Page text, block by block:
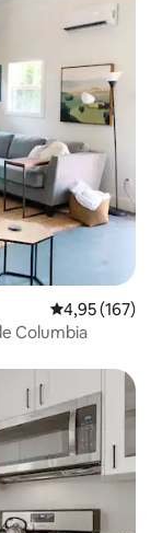
4,95 de uma
4,95 (167)
Columbia